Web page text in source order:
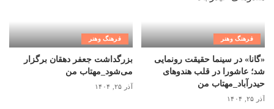
فرهنگ وهنر
«گانا» در سینما حقیقت رونمایی
شد؛ عاشورا در قلب هندوهای
حیدرآباد_مهتاب من
آذر ۲۵, ۱۴۰۴
فرهنگ وهنر
بزرگداشت جعفر دهقان برگزار
می‌شود_مهتاب من
آذر ۲۵, ۱۴۰۴